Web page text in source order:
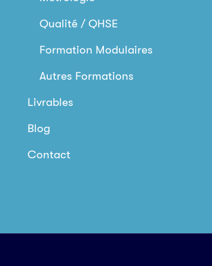
Qualité / QHSE
Formation Modulaires
Autres Formations
Livrables
Blog
Contact